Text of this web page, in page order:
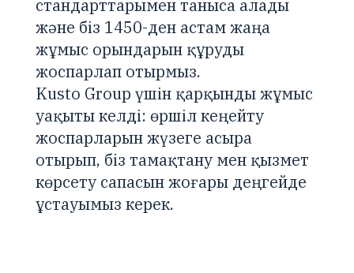
стандарттарымен таныса алады
және біз 1450-ден астам жаңа
жұмыс орындарын құруды
жоспарлап отырмыз.
Kusto Group үшін қарқынды жұмыс
уақыты келді: өршіл кеңейту
жоспарларын жүзеге асыра
отырып, біз тамақтану мен қызмет
көрсету сапасын жоғары деңгейде
ұстауымыз керек.